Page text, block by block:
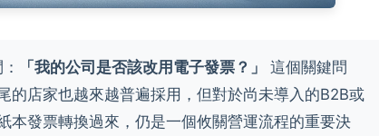
「我的公司是否該改用電子發票？」
這個關鍵問
的店家也越來越普遍採用，但對於尚未導入的B2B或
本發票轉換過來，仍是一個攸關營運流程的重要決